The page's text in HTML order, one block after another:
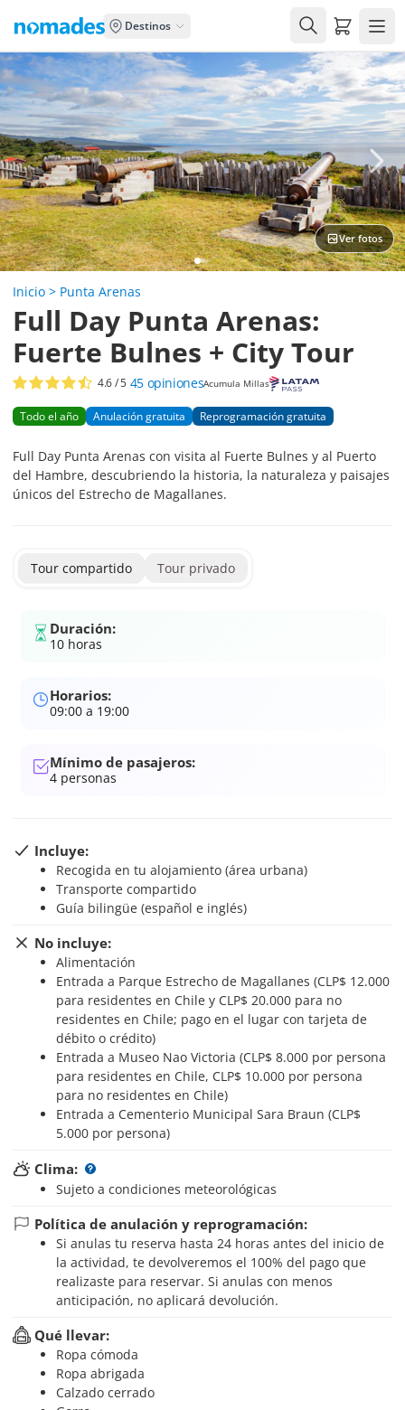
Destinos Carrito
"Bello lugar, de mucha
cultura... un orgullos y
aprender mas de mi zona y
esñenarselas a mis hijos.
Excelente servicio"
Marcela
Ver fotos
Inicio > Punta Arenas
Full Day Punta Arenas:
Fuerte Bulnes + City Tour
4.6/ 5 45 opinionesAcumula Millas
Todo el año Anulación gratuita Reprogramación gratuita
Full Day Punta Arenas con visita al Fuerte Bulnes y al Puerto
del Hambre, descubriendo la historia, la naturaleza y paisajes
únicos del Estrecho de Magallanes.
Tour compartido Tour privado
Duración:
10 horas
Horarios:
09:00 a 19:00
Mínimo de pasajeros:
4 personas
Incluye:
Recogida en tu alojamiento (área urbana)
Transporte compartido
Guía bilingüe (español e inglés)
No incluye:
Alimentación
Entrada a Parque Estrecho de Magallanes (CLP$ 12.000
para residentes en Chile y CLP$ 20.000 para no
residentes en Chile; pago en el lugar con tarjeta de
débito o crédito)
Entrada a Museo Nao Victoria (CLP$ 8.000 por persona
para residentes en Chile, CLP$ 10.000 por persona
para no residentes en Chile)
Entrada a Cementerio Municipal Sara Braun (CLP$
5.000 por persona)
Clima:
Sujeto a condiciones meteorológicas
Política de anulación y reprogramación:
Si anulas tu reserva hasta 24 horas antes del inicio de
la actividad, te devolveremos el 100% del pago que
realizaste para reservar. Si anulas con menos
anticipación, no aplicará devolución.
Qué llevar:
Ropa cómoda
Ropa abrigada
Calzado cerrado